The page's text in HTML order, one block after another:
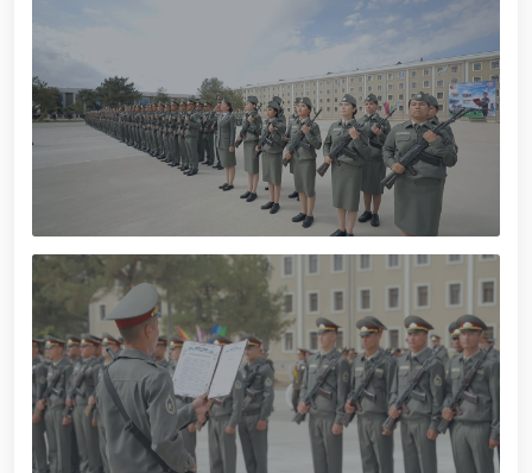
tadbiri tashkil etildi // Moliyaviy shaffoflik va
korrupsiyadan xoli muhitni ta’minlash bo‘yicha o‘quv
yig‘ini o‘tkazildi // Ajdodlar merosi – milliy gʻurur va
vatanparvarlik manbai // General-polkovnik
B.Tashmatov Toshkent “Temurbeklar maktabi”
harbiy akademik litseyi faoliyati bilan yaqindan
tanishdi. //Milliy gvardiya qo‘mondoni, general-
polkovnik B.Tashmatov Sirdaryo va Jizzax viloyatida
o'rganish ishlarini olib bordi // “Harbiy taʼlim tizimida
ilm-fan va pedagogik texnologiyalarni rivojlantirish
istiqbollari” mavzusida respublika harbiy ilmiy-
amaliy konferensiyasi tashkil etildi. //Milliy gvardiya
qo‘mondoni general-polkovnik B.Tashmatov ilk
manzilli ishlarini Yunusobod tumanida amalga
oshirdi. // Samarqand va Buxoro viloyatalarida
xavfsiz muhitni yaratish va jamoat xavfsizligini
ishonchli taʼminlash boʻyicha manzilli ishlar amalga
oshirildi. // Yoshlar siyosatiga oid ustuvor vazifalar
doimiy e’tiborda. // Milliy gvardiya qoʻmondoni
general-polkovnik B.Tashmatov Oʻzbekiston huquqni